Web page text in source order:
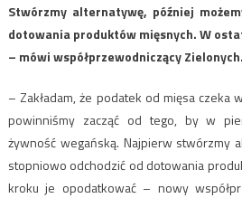
Stwórzmy alternatywę, później
dotowania produktów mięsnych. W
– mówi współprzewodniczący Zielonych.
– Zakładam, że podatek od mięsa czeka
powinniśmy zacząć od tego, by w
żywność wegańską. Najpierw stwórzmy
stopniowo odchodzić od dotowania
kroku je opodatkować – nowy